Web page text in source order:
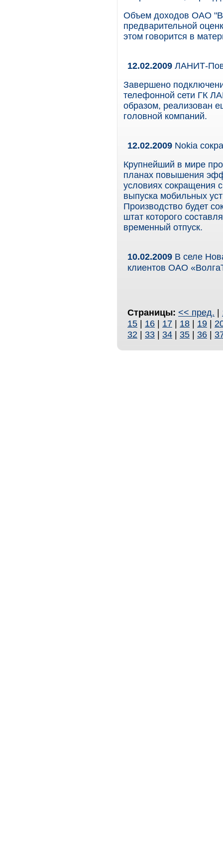
Объем доходов ОАО
предварительной
этом говорится в
12.02.2009 ЛАНИТ-
Завершено
телефонной сети ГК
образом, реализован
головной компаний.
12.02.2009 Nokia
Крупнейший в мире
планах повышения
условиях сокращения
выпуска мобильных
Производство будет
штат которого
временный отпуск.
10.02.2009 В селе
клиентов ОАО
Страницы: << пред. |
15 | 16 | 17 | 18 | 19 |
32 | 33 | 34 | 35 | 36 |